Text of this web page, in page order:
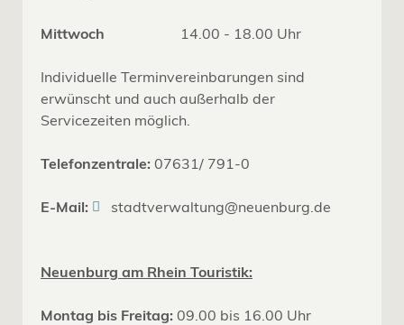
Mittwoch 14.00 - 18.00 Uhr
Individuelle Terminvereinbarungen sind
erwünscht und auch außerhalb der
Servicezeiten möglich.
Telefonzentrale: 07631/ 791-0
E-Mail: stadtverwaltung@neuenburg.de
Neuenburg am Rhein Touristik:
Montag bis Freitag: 09.00 bis 16.00 Uhr